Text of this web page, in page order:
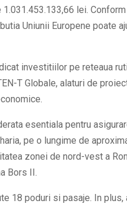
lei.
Uniunii Europene poate
investitiilor pe reteaua
T Globale, alaturi de
esentiala pentru
pe o lungime de
zonei de nord-vest a
Bors II.
18 poduri si pasaje. In plus,